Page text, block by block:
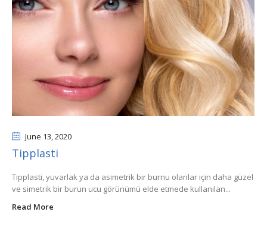
June 13, 2020
Tipplasti
Tipplasti, yuvarlak ya da asimetrik bir burnu olanlar için daha güzel
ve simetrik bir burun ucu görünümü elde etmede kullanılan...
Read More